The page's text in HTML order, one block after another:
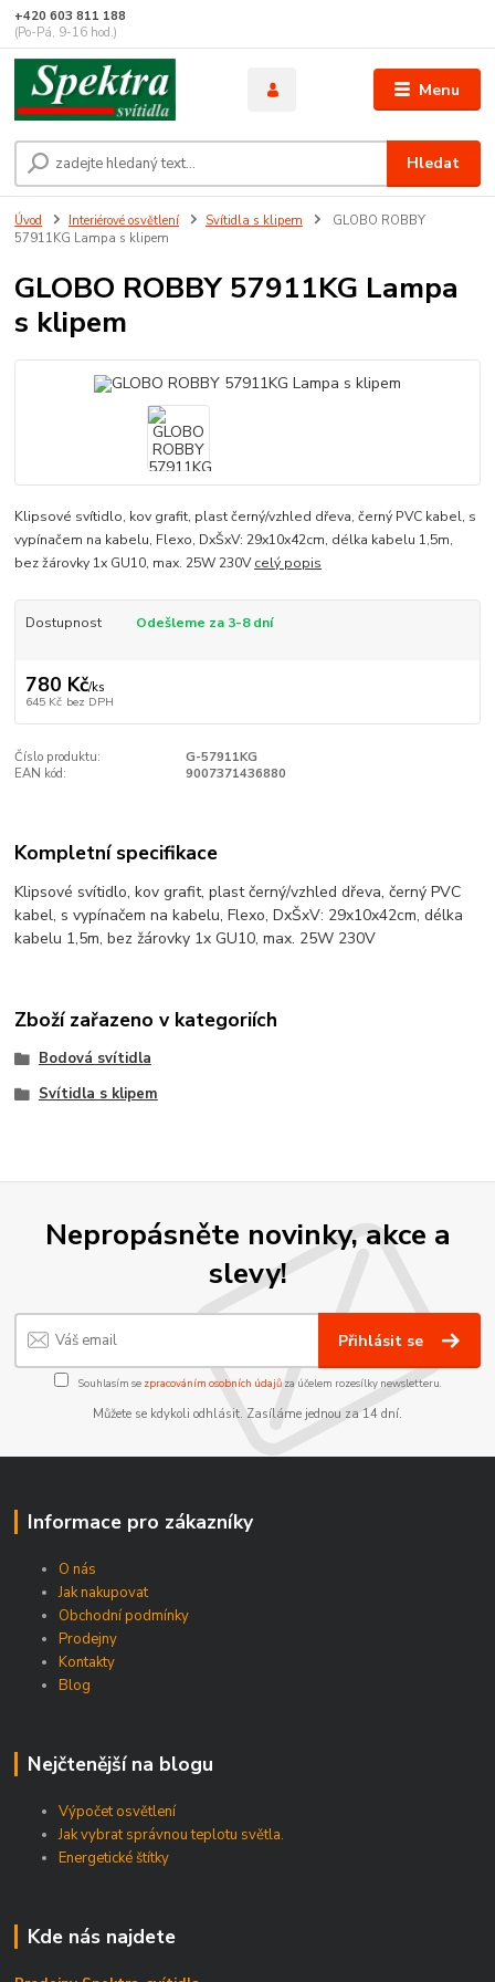
Menu
Hledat
+420 603 811 188
(Po-Pá, 9-16 hod.)
Úvod Interiérové osvětlení Svítidla s klipem
GLOBO ROBBY
57911KG Lampa s klipem
GLOBO ROBBY 57911KG Lampa
s klipem
Klipsové svítidlo, kov grafit, plast černý/vzhled dřeva, černý PVC kabel, s
vypínačem na kabelu, Flexo, DxŠxV: 29x10x42cm, délka kabelu 1,5m,
bez žárovky 1x GU10, max. 25W 230Vcelý popis
Dostupnost Odešleme za 3-8 dní
780 Kč/ks
645 Kč bez DPH
Číslo produktu:
G-57911KG
EAN kód:
9007371436880
Kompletní specifikace
Klipsové svítidlo, kov grafit, plast černý/vzhled dřeva, černý PVC
kabel, s vypínačem na kabelu, Flexo, DxŠxV: 29x10x42cm, délka
kabelu 1,5m, bez žárovky 1x GU10, max. 25W 230V
Zboží zařazeno v kategoriích
Bodová svítidla
Svítidla s klipem
Nepropásněte novinky, akce a
slevy!
Přihlásit se
Souhlasím se zpracováním osobních údajůza účelem rozesílky newsletteru.
Můžete se kdykoli odhlásit. Zasíláme jednou za 14 dní.
Informace pro zákazníky
O nás
Jak nakupovat
Obchodní podmínky
Prodejny
Kontakty
Blog
Nejčtenější na blogu
Výpočet osvětlení
Jak vybrat správnou teplotu světla.
Energetické štítky
Kde nás najdete